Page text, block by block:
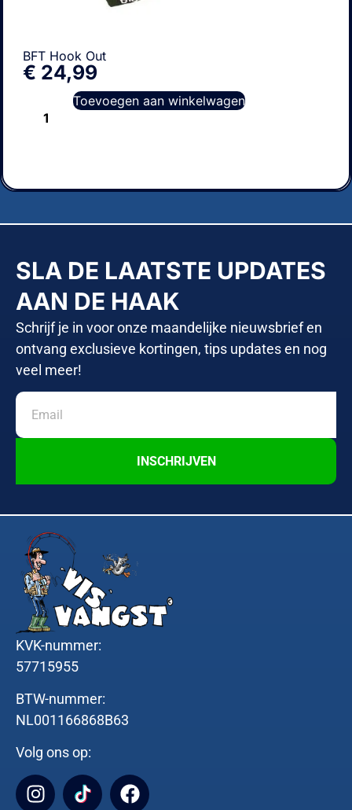
BFT Hook Out
€ 24,99
Toevoegen aan winkelwagen
SLA DE LAATSTE UPDATES
AAN DE HAAK
Schrijf je in voor onze maandelijke nieuwsbrief en
ontvang exclusieve kortingen, tips updates en nog
veel meer!
INSCHRIJVEN
KVK-nummer:
57715955
BTW-nummer:
NL001166868B63
Volg ons op: